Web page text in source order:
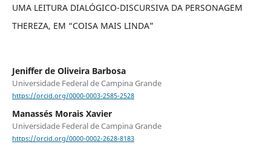
UMA LEITURA DIALÓGICO-DISCURSIVA DA PERSONAGEM
THEREZA, EM “COISA MAIS LINDA”
Jeniffer de Oliveira Barbosa
Universidade Federal de Campina Grande
https://orcid.org/0000-0003-2585-2528
Manassés Morais Xavier
Universidade Federal de Campina Grande
https://orcid.org/0000-0002-2628-8183